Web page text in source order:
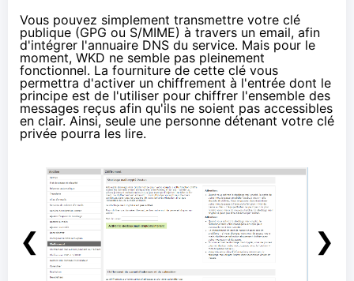
Vous pouvez simplement transmettre votre clé
publique (GPG ou S/MIME) à travers un email, afin
d'intégrer l'annuaire DNS du service. Mais pour le
moment, WKD ne semble pas pleinement
fonctionnel. La fourniture de cette clé vous
permettra d'activer un chiffrement à l'entrée dont le
principe est de l'utiliser pour chiffrer l'ensemble des
messages reçus afin qu'ils ne soient pas accessibles
en clair. Ainsi, seule une personne détenant votre clé
privée pourra les lire.
❮ ❯